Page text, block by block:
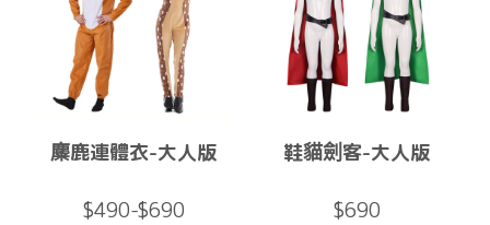
麋鹿連體衣-大人版
$490-$690
鞋貓劍客-大人版
$690